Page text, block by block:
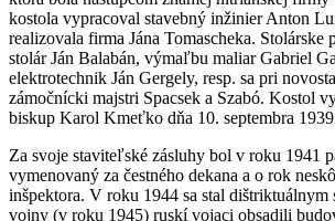
kostola vypracoval stavebný inžinier Anton
realizovala firma Jána Tomascheka. Stolárske
stolár Ján Balabán, výmaľbu maliar Gabriel
elektrotechnik Ján Gergely, resp. sa pri
zámočnícki majstri Spacsek a Szabó. Kostol
biskup Karol Kmeťko dňa 10. septembra
Za svoje staviteľské zásluhy bol v roku 1941
vymenovaný za čestného dekana a o rok
inšpektora. V roku 1944 sa stal dištriktuálnym
vojny (v roku 1945) ruskí vojaci obsadili